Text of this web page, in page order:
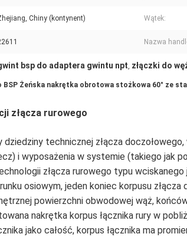
Chiny (kontynent) Wątek:
Nazwa
bsp do adaptera gwintu npt, złączki do
BSP Żeńska nakrętka obrotowa stożkowa 60° ze
złącza rurowego
technicznej złącza
i wyposażenia w systemie (takiego jak
złącza rurowego typu
osiowym, jeden koniec korpusu złącza
powierzchni obwodowej wąż,
nakrętka korpus łącznika rury w
jako całość, korpus łącznika ma